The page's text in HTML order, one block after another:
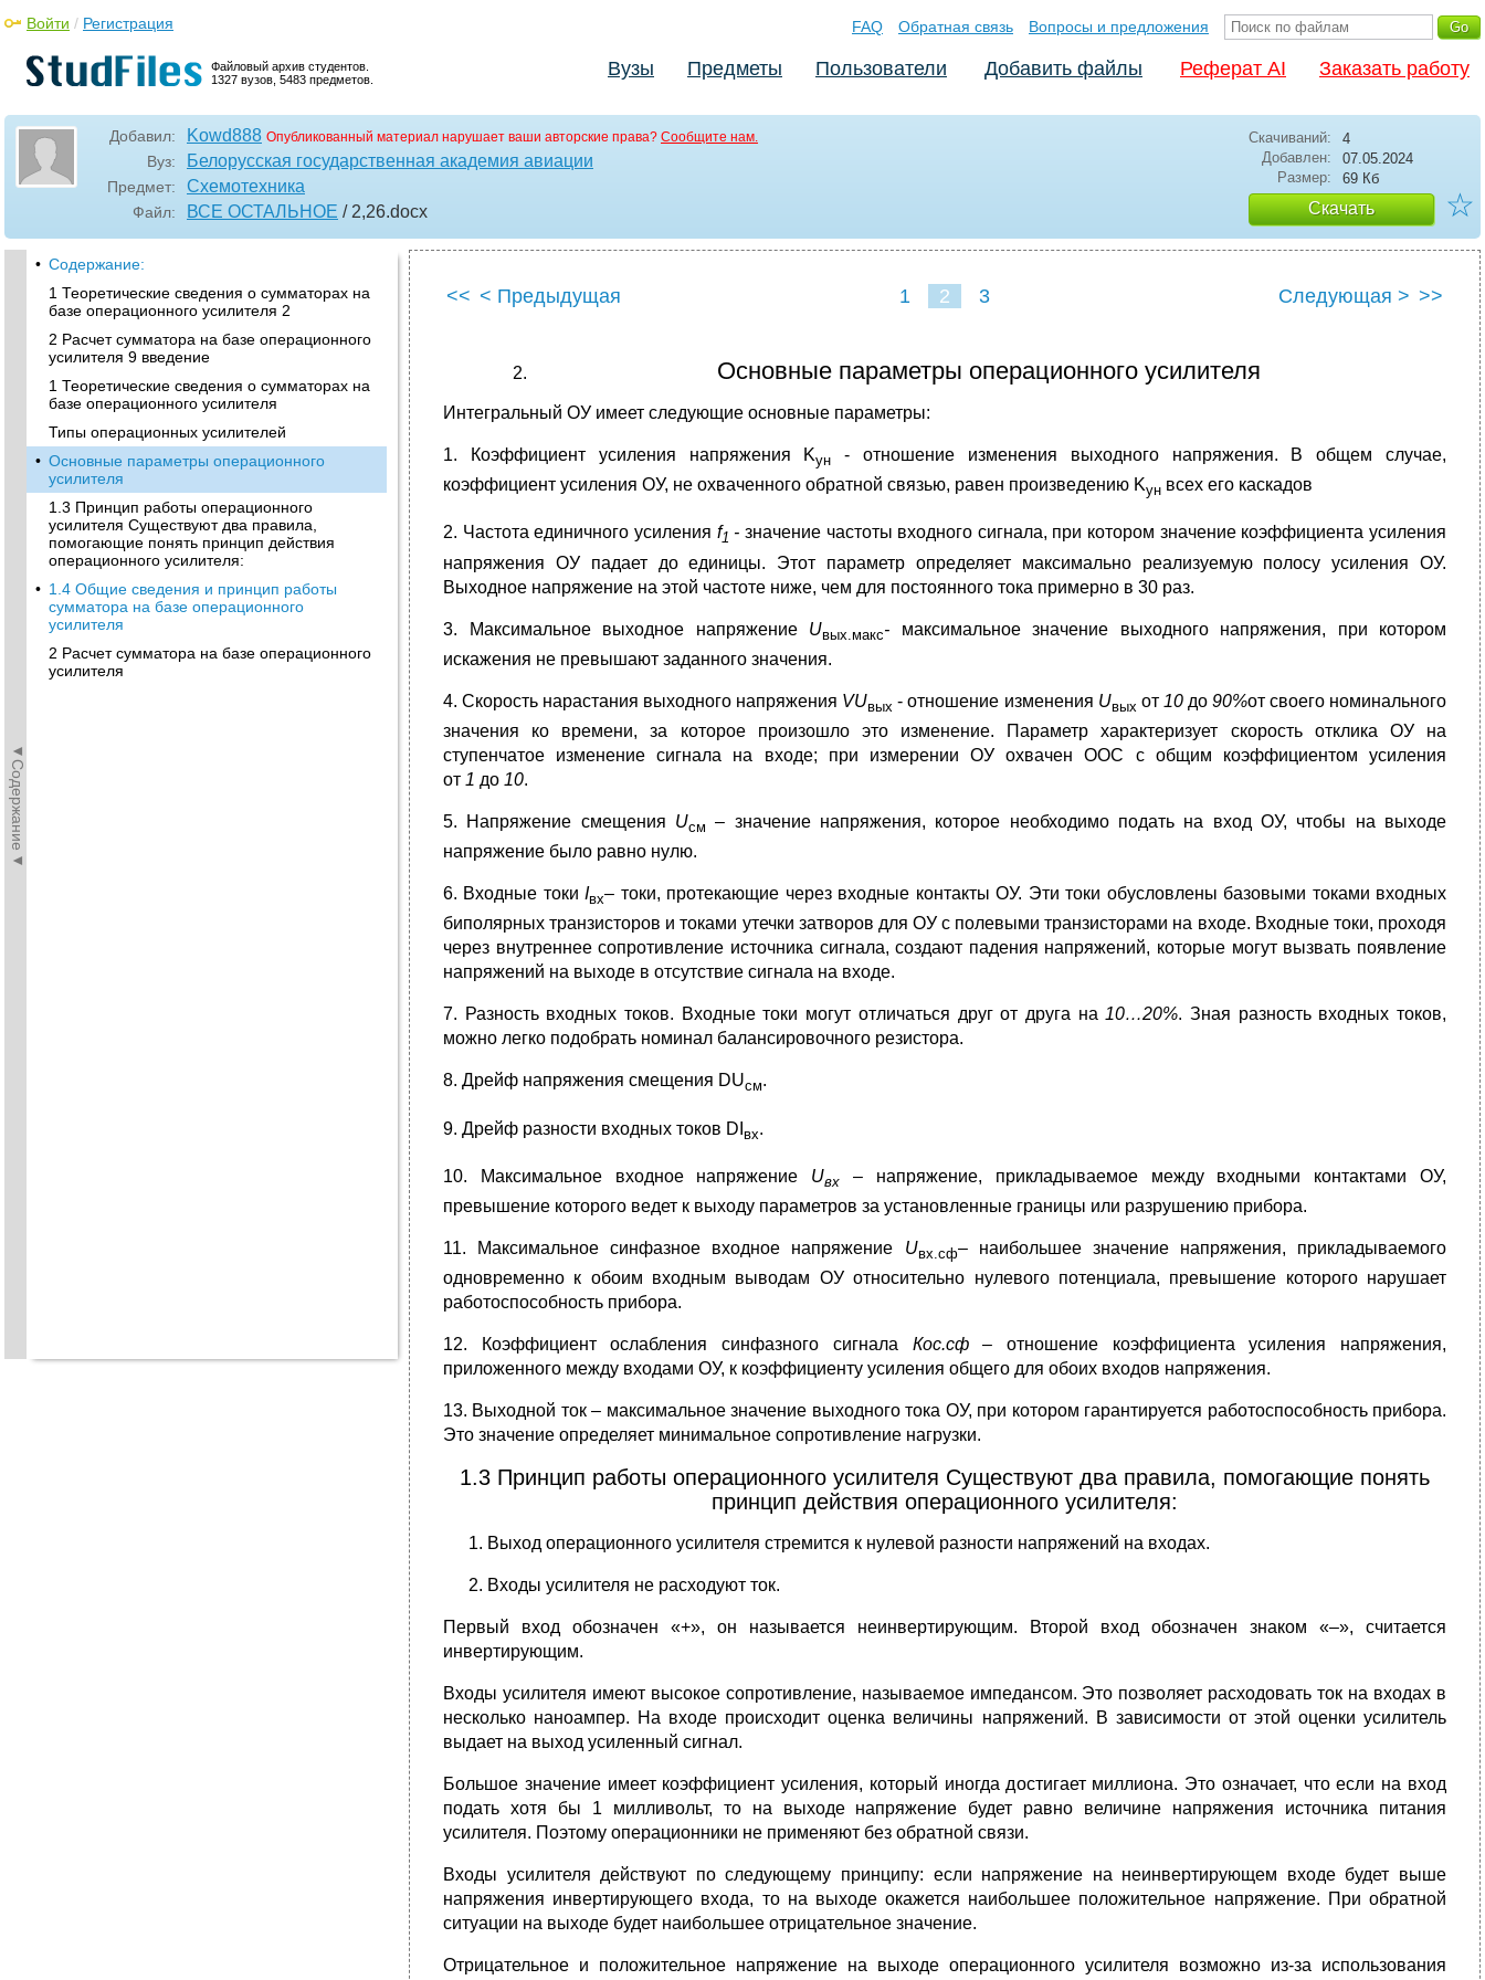
Файловый архив студентов.
1327 вузов, 5483 предметов.
Войти / Регистрация FAQ Обратная связь Вопросы и предложения
Вузы Предметы Пользователи Добавить файлы Реферат AI Заказать работу
Добавил: Kowd888 Опубликованный материал нарушает ваши авторские права? Сообщите нам.
Вуз: Белорусская государственная академия авиации
Предмет: Схемотехника
Файл: ВСЕ ОСТАЛЬНОЕ / 2,26.docx
Скачиваний:
4
Добавлен:
07.05.2024
Размер:
69 Кб
Скачать ☆
◄Содержание◄
• Содержание:
1 Теоретические сведения о сумматорах на
базе операционного усилителя 2
2 Расчет сумматора на базе операционного
усилителя 9 введение
1 Теоретические сведения о сумматорах на
базе операционного усилителя
Типы операционных усилителей
• Основные параметры операционного
усилителя
1.3 Принцип работы операционного
усилителя Существуют два правила,
помогающие понять принцип действия
операционного усилителя:
• 1.4 Общие сведения и принцип работы
сумматора на базе операционного
усилителя
2 Расчет сумматора на базе операционного
усилителя
<< < Предыдущая 1 2 3 Следующая > >>
Основные параметры операционного усилителя
Интегральный ОУ имеет следующие основные параметры:
1. Коэффициент усиления напряжения Kун - отношение изменения выходного напряжения. В общем случае,
коэффициент усиления ОУ, не охваченного обратной связью, равен произведению Kун всех его каскадов
2. Частота единичного усиления f1 - значение частоты входного сигнала, при котором значение коэффициента усиления
напряжения ОУ падает до единицы. Этот параметр определяет максимально реализуемую полосу усиления ОУ.
Выходное напряжение на этой частоте ниже, чем для постоянного тока примерно в 30 раз.
3. Максимальное выходное напряжение Uвых.макс- максимальное значение выходного напряжения, при котором
искажения не превышают заданного значения.
4. Скорость нарастания выходного напряжения VUвых - отношение изменения Uвых от 10до 90%от своего номинального
значения ко времени, за которое произошло это изменение. Параметр характеризует скорость отклика ОУ на
ступенчатое изменение сигнала на входе; при измерении ОУ охвачен ООС с общим коэффициентом усиления
от 1 до 10.
5. Напряжение смещения Uсм – значение напряжения, которое необходимо подать на вход ОУ, чтобы на выходе
напряжение было равно нулю.
6. Входные токиIвх– токи, протекающие через входные контакты ОУ. Эти токи обусловлены базовыми токами входных
биполярных транзисторов и токами утечки затворов для ОУ с полевыми транзисторами на входе. Входные токи, проходя
через внутреннее сопротивление источника сигнала, создают падения напряжений, которые могут вызвать появление
напряжений на выходе в отсутствие сигнала на входе.
7. Разность входных токов. Входные токи могут отличаться друг от друга на 10…20%. Зная разность входных токов,
можно легко подобрать номинал балансировочного резистора.
8. Дрейф напряжения смещения DUсм.
9. Дрейф разности входных токов DI вх.
10. Максимальное входное напряжение Uвх
– напряжение, прикладываемое между входными контактами ОУ,
превышение которого ведет к выходу параметров за установленные границы или разрушению прибора.
11. Максимальное синфазное входное напряжение Uвх.сф–
наибольшее значение напряжения, прикладываемого
одновременно к обоим входным выводам ОУ относительно нулевого потенциала, превышение которого нарушает
работоспособность прибора.
12. Коэффициент ослабления синфазного сигнала Кос.сф– отношение коэффициента усиления напряжения,
приложенного между входами ОУ, к коэффициенту усиления общего для обоих входов напряжения.
13. Выходной ток – максимальное значение выходного тока ОУ, при котором гарантируется работоспособность прибора.
Это значение определяет минимальное сопротивление нагрузки.
1.3 Принцип работы операционного усилителя Существуют два правила, помогающие понять
принцип действия операционного усилителя:
Выход операционного усилителя стремится к нулевой разности напряжений на входах.
Входы усилителя не расходуют ток.
Первый вход обозначен «+», он называется неинвертирующим. Второй вход обозначен знаком «–», считается
инвертирующим.
Входы усилителя имеют высокое сопротивление, называемое импедансом. Это позволяет расходовать ток на входах в
несколько наноампер. На входе происходит оценка величины напряжений. В зависимости от этой оценки усилитель
выдает на выход усиленный сигнал.
Большое значение имеет коэффициент усиления, который иногда достигает миллиона. Это означает, что если на вход
подать хотя бы 1 милливольт, то на выходе напряжение будет равно величине напряжения источника питания
усилителя. Поэтому операционники не применяют без обратной связи.
Входы усилителя действуют по следующему принципу: если напряжение на неинвертирующем входе будет выше
напряжения инвертирующего входа, то на выходе окажется наибольшее положительное напряжение. При обратной
ситуации на выходе будет наибольшее отрицательное значение.
Отрицательное и положительное напряжение на выходе операционного усилителя возможно из-за использования